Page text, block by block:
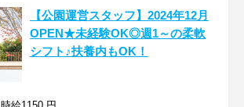
【公園運営スタッフ】2024年12月
OPEN★未経験OK◎週1～の柔軟
シフト♪扶養内もOK！